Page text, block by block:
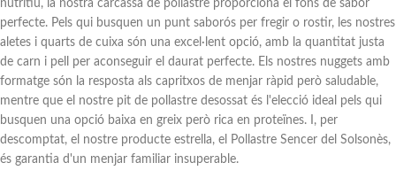
nutritiu, la nostra carcassa de pollastre proporciona el fons de sabor
perfecte. Pels qui busquen un punt saborós per fregir o rostir, les nostres
aletes i quarts de cuixa són una excel·lent opció, amb la quantitat justa
de carn i pell per aconseguir el daurat perfecte. Els nostres nuggets amb
formatge són la resposta als capritxos de menjar ràpid però saludable,
mentre que el nostre pit de pollastre desossat és l'elecció ideal pels qui
busquen una opció baixa en greix però rica en proteïnes. I, per
descomptat, el nostre producte estrella, el Pollastre Sencer del Solsonès,
és garantia d'un menjar familiar insuperable.